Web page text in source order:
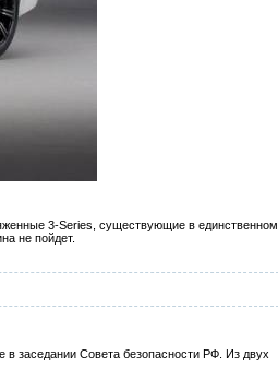
3-Series, существующие в единственном
не пойдет.
заседании Совета безопасности РФ. Из двух